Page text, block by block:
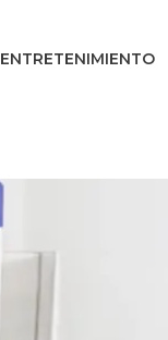
ENTRETENIMIENTO